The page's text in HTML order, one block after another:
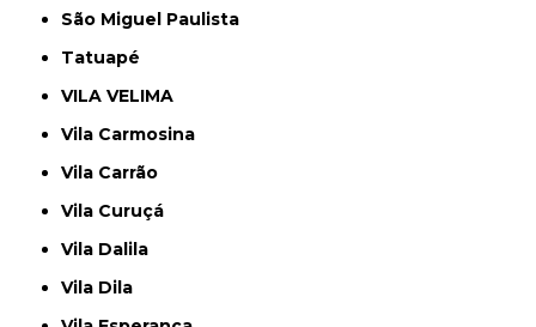
São Miguel Paulista
Tatuapé
VILA VELIMA
Vila Carmosina
Vila Carrão
Vila Curuçá
Vila Dalila
Vila Dila